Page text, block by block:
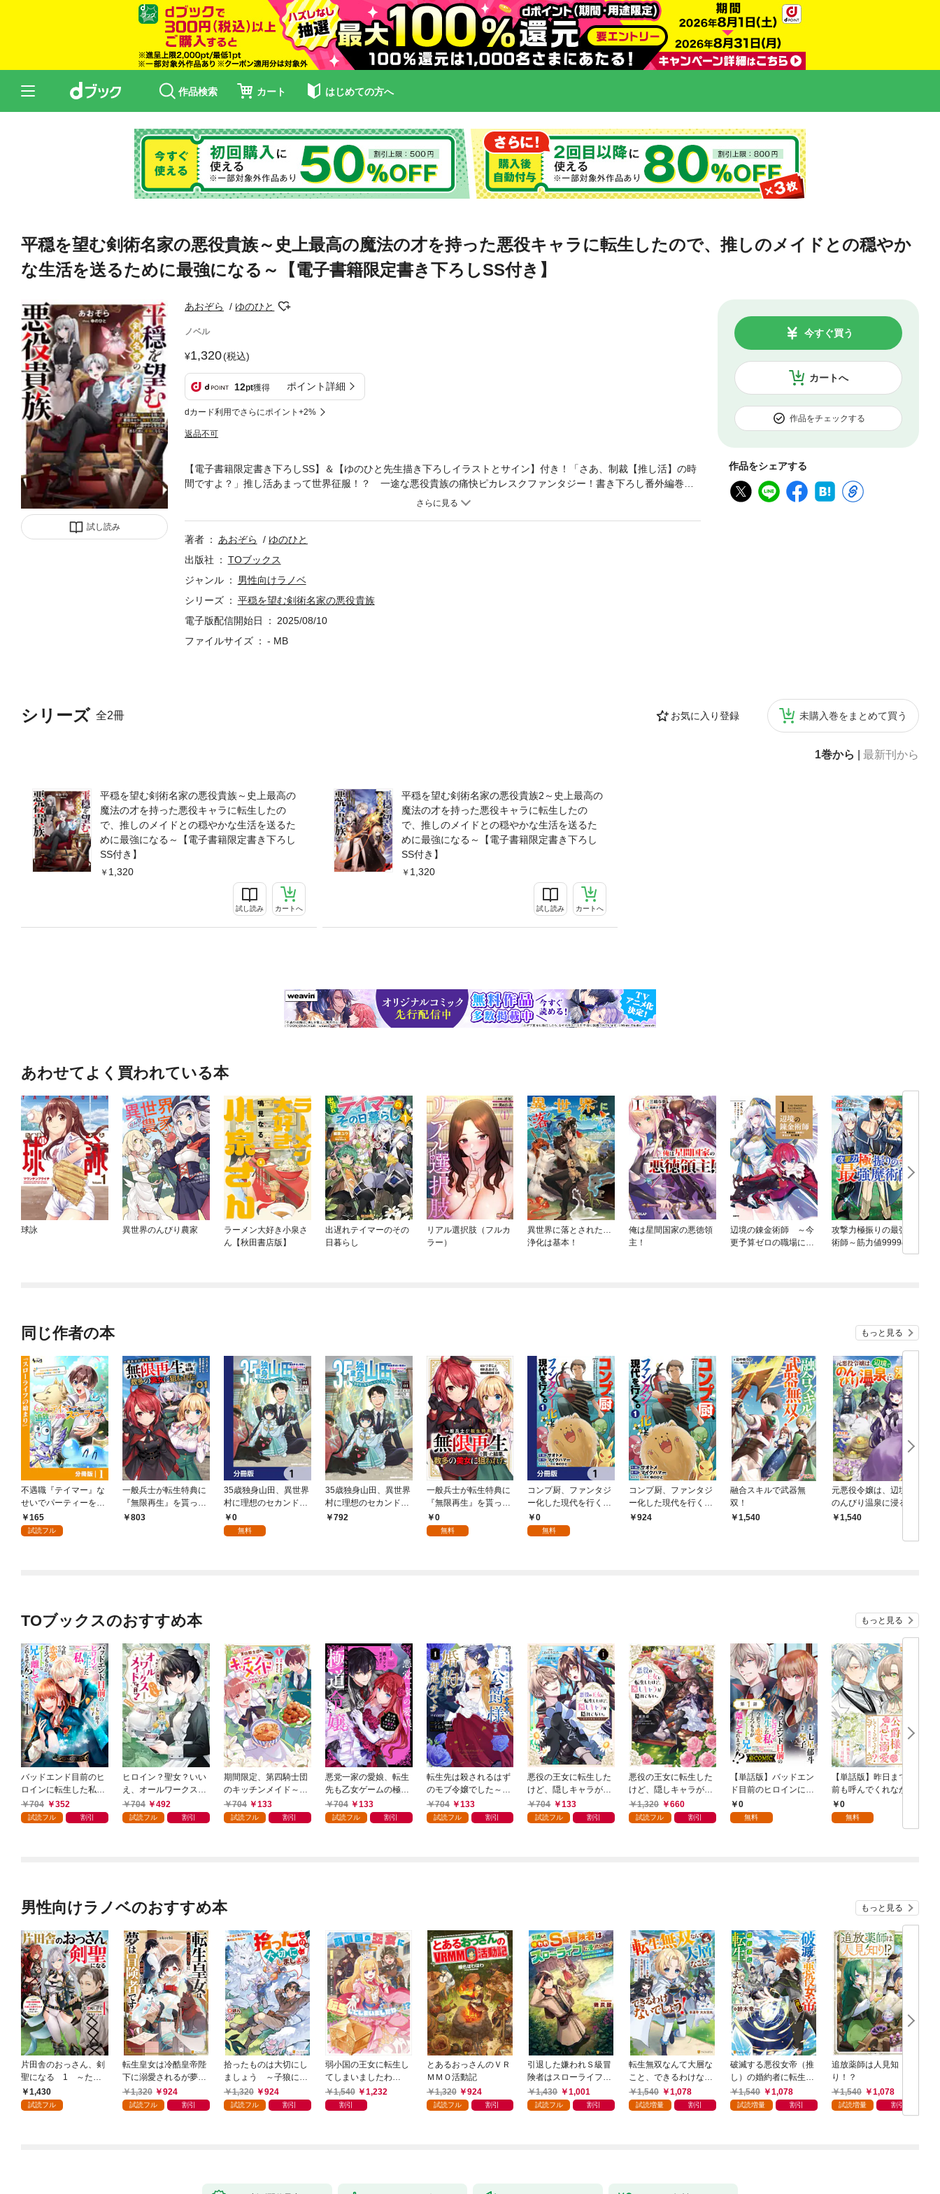
作品検索 カート はじめての方へ
平穏を望む剣術名家の悪役貴族～史上最高の魔法の才を持った悪役キャラに転生したので、推しのメイドとの穏やか
な生活を送るために最強になる～【電子書籍限定書き下ろしSS付き】
試し読み
あおぞら ゆのひと
ノベル
1,320(税込)
12pt獲得 ポイント詳細
dカード利用でさらにポイント+2%
返品不可
カートへ
今すぐ買う
作品をチェックする
作品をシェアする
シリーズ 全2冊 お気に入り登録 未購入巻をまとめて買う
1巻から 最新刊から
平穏を望む剣術名家の悪役貴族～史上最高の
魔法の才を持った悪役キャラに転生したの
で、推しのメイドとの穏やかな生活を送るた
めに最強になる～【電子書籍限定書き下ろし
SS付き】
1,320
試し読み カートへ
平穏を望む剣術名家の悪役貴族2～史上最高の
魔法の才を持った悪役キャラに転生したの
で、推しのメイドとの穏やかな生活を送るた
めに最強になる～【電子書籍限定書き下ろし
SS付き】
1,320
試し読み カートへ
【電子書籍限定書き下ろしSS】＆【ゆのひと先生描き下ろしイラストとサイン】付き！「さあ、制裁【推し活】の時
間ですよ？」推し活あまって世界征服！？ 一途な悪役貴族の痛快ピカレスクファンタジー！書き下ろし番外編巻末
収録！ゲームの悪役貴族ジン・ディヴァインソードに転生した男は、クール系推しメイドのメアと暮らせることに大
を自由に操れる魔法をすぐに開発したり、危険な上級精霊に懐かれたり。無関心だったメアも頑張りを褒めてくれ、
第二の人生は順風満帆！原作ストーリーが開始して主人公キャラに絡まれても、最強魔法＜地獄創造【ヘル・クリエ
な悪役貴族の痛快ピカレスクファンタジー！
著者 あおぞら
ゆのひと
出版社
TOブックス
ジャンル
男性向けラノベ
シリーズ
平穏を望む剣術名家の悪役貴族
電子版配信開始日
2025/08/10
ファイルサイズ
- MB
あわせてよく買われている本
球詠 異世界のんびり農家
ラーメン大好き小泉さ
ん【秋田書店版】
出遅れテイマーのその
日暮らし
リアル選択肢（フルカ
ラー）
異世界に落とされた…
浄化は基本！
俺は星間国家の悪徳領
主！
辺境の錬金術師 ～今
更予算ゼロの職場に戻
攻撃力極振りの最強魔
術師～筋力値9999の大
剣士、転生して二度目
同じ作者の本 もっと見る
不遇職『テイマー』な
せいでパーティーを追
放されたので、辺境で
スローライフを送りま
165
試読フル
一般兵士が転生特典に
『無限再生』を貰った
結果、数多の美女に狙
803
35歳独身山田、異世界
村に理想のセカンドハ
ウスを作りたい ～異
世界と現実のいいとこ
0
無料
35歳独身山田、異世界
村に理想のセカンドハ
ウスを作りたい ～異
792
一般兵士が転生特典に
『無限再生』を貰った
結果、数多の美女に狙
われた【分冊版】（コ
0
無料
コンプ厨、ファンタジ
ー化した現代を行く。
【分冊版】 1
0
無料
コンプ厨、ファンタジ
ー化した現代を行く。
1 924
融合スキルで武器無
双！
1,540
元悪役令嬢は、辺境で
のんびり温泉に浸る
1,540
TOブックスのおすすめ本 もっと見る
バッドエンド目前のヒ
ロインに転生した私、
今世では恋愛するつも
りがチートな兄が離し
704 352
試読フル 割引
ヒロイン？聖女？いい
え、オールワークスメ
イドです（誇）！@C
OMIC 第1巻
704 492
試読フル 割引
期間限定、第四騎士団
のキッチンメイド～結
婚したくないので就職
しました～@COMIC
704 133
試読フル 割引
悪党一家の愛娘、転生
先も乙女ゲームの極道
令嬢でした。～最上級
ランクの悪役さま、そ
704 133
試読フル 割引
転生先は殺されるはず
のモブ令嬢でした～見
知らぬ公爵様との婚約
は想定外です～@COM
704 133
試読フル 割引
悪役の王女に転生した
けど、隠しキャラが隠
れてない。～光差す世
界で君と～@COMIC
704 133
試読フル 割引
悪役の王女に転生した
けど、隠しキャラが隠
れてない。【電子書籍
限定書き下ろしSS付
1,320 660
試読フル 割引
【単話版】バッドエン
ド目前のヒロインに転
生した私、今世では恋
愛するつもりがチート
0
無料
【単話版】昨日まで名
前も呼んでくれなかっ
た公爵様が、急に溺愛
してくるのですが？@
0
無料
男性向けラノベのおすすめ本 もっと見る
片田舎のおっさん、剣
聖になる 1 ～ただ
の田舎の剣術師範だっ
たのに、大成した弟子
1,430
試読フル
転生皇女は冷酷皇帝陛
下に溺愛されるが夢は
冒険者です！
1,320 924
試読フル 割引
拾ったものは大切にし
ましょう ～子狼に気
に入られた男の転移物
語～
1,320 924
試読フル 割引
弱小国の王女に転生し
てしまいましたわ
～！？ 1巻
1,540 1,232
割引
とあるおっさんのＶＲ
ＭＭＯ活動記
1,320
924
試読フル 割引
引退した嫌われＳ級冒
険者はスローライフに
浸りたいのに！ 気が
付いたら辺境が世界最
1,430 1,001
試読フル 割引
転生無双なんて大層な
こと、できるわけない
でしょう！ 公爵令息
が家族、友達、精霊と
1,540 1,078
試読増量 割引
破滅する悪役女帝（推
し）の婚約者に転生し
ました。
1,540 1,078
試読増量 割引
追放薬師は人見知
り！？
1,540
1,078
試読増量 割引